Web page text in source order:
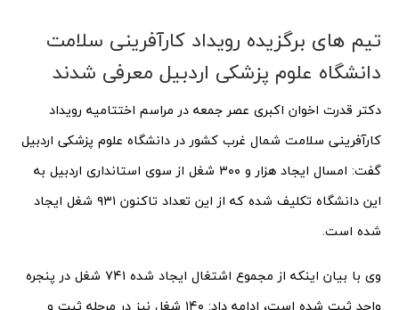
تیم های برگزیده رویداد کارآفرینی سلامت
دانشگاه علوم پزشکی اردبیل معرفی شدند
دکتر قدرت اخوان اکبری عصر جمعه در مراسم اختتامیه رویداد
کارآفرینی سلامت شمال غرب کشور در دانشگاه علوم پزشکی اردبیل
گفت: امسال ایجاد هزار و ۳۰۰ شغل از سوی استانداری اردبیل به
این دانشگاه تکلیف شده که از این تعداد تاکنون ۹۳۱ شغل ایجاد
شده است.
وی با بیان اینکه از مجموع اشتغال ایجاد شده ۷۴۱ شغل در پنجره